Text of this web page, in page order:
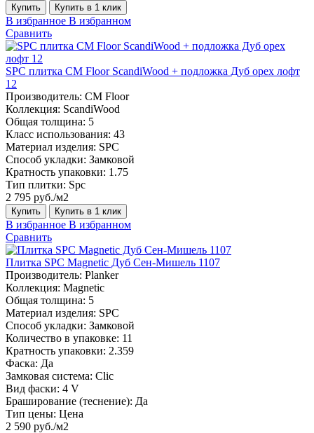
Купить Купить в 1 клик
В избранное В избранном
Сравнить
SPC плитка CM Floor ScandiWood + подложка Дуб орех лофт
12
Производитель: CM Floor
Коллекция: ScandiWood
Общая толщина: 5
Класс использования: 43
Материал изделия: SPC
Способ укладки: Замковой
Кратность упаковки: 1.75
Тип плитки: Spc
2 795 руб./м2
Купить Купить в 1 клик
В избранное В избранном
Сравнить
Плитка SPC Magnetic Дуб Сен-Мишель 1107
Производитель: Planker
Коллекция: Magnetic
Общая толщина: 5
Материал изделия: SPC
Способ укладки: Замковой
Количество в упаковке: 11
Кратность упаковки: 2.359
Фаска: Да
Замковая система: Сlic
Вид фаски: 4 V
Браширование (теснение): Да
Тип цены: Цена
2 590 руб./м2